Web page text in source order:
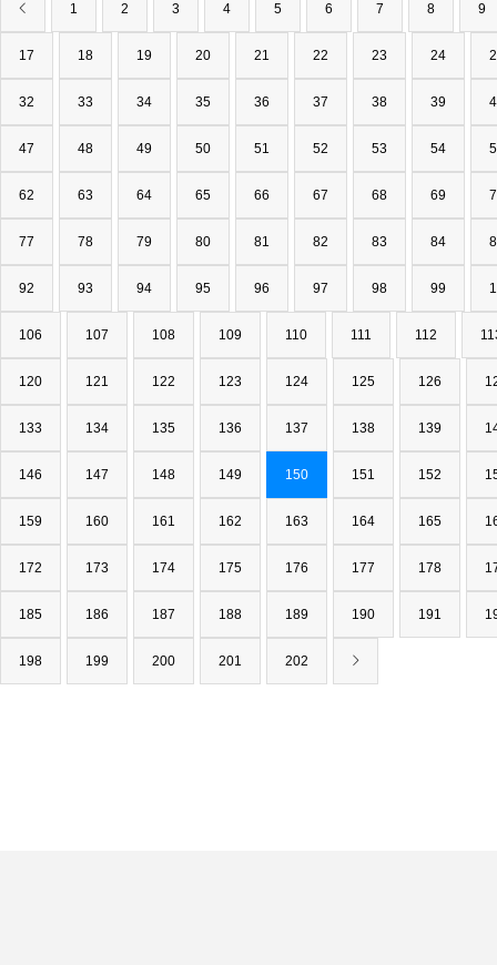
1 2 3 4 5 6 7 8 9
17 18 19 20 21 22 23 24
32 33 34 35 36 37 38 39
47 48 49 50 51 52 53 54
62 63 64 65 66 67 68 69
77 78 79 80 81 82 83 84
92 93 94 95 96 97 98 99
106 107 108 109 110 111 112
120 121 122 123 124 125 126
133 134 135 136 137 138 139
146 147 148 149 150 151 152
159 160 161 162 163 164 165
172 173 174 175 176 177 178
185 186 187 188 189 190 191
198 199 200 201 202